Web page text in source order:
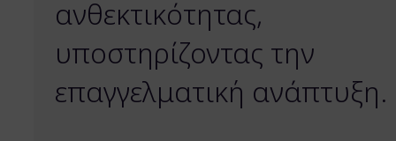
ανθεκτικότητας,
υποστηρίζοντας την
επαγγελματική ανάπτυξη.